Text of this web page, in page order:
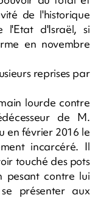
de l'historique
l'Etat d'Israël, si
en novembre
reprises par
lourde contre
de M.
en février 2016 le
incarcéré. Il
touché des pots
pesant contre lui
présenter aux